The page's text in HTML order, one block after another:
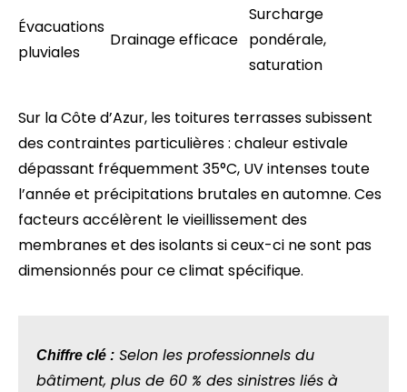
Évacuations
pluviales
Drainage efficace
Surcharge
pondérale,
saturation
Sur la Côte d’Azur, les toitures terrasses subissent
des contraintes particulières : chaleur estivale
dépassant fréquemment 35°C, UV intenses toute
l’année et précipitations brutales en automne. Ces
facteurs accélèrent le vieillissement des
membranes et des isolants si ceux-ci ne sont pas
dimensionnés pour ce climat spécifique.
Chiffre clé : Selon les professionnels du
bâtiment, plus de 60 % des sinistres liés à